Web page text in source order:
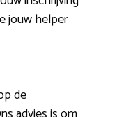
jouw helper
de